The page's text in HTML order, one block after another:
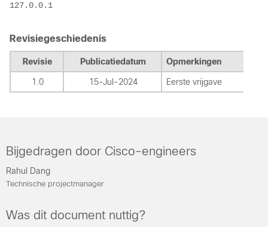
127.0.0.1
Revisiegeschiedenis
Revisie Publicatiedatum Opmerkingen
1.0 15-Jul-2024 Eerste vrijgave
Bijgedragen door Cisco-engineers
Rahul Dang
Technische projectmanager
Was dit document nuttig?